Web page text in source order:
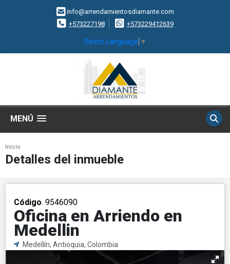
info@arrendamientosdiamante.com
+573227198
+573229412639
Select Language ▼
MENÚ
Inicio
Detalles del inmueble
Código. 9546090
Oficina en Arriendo en
Medellin
Medellín, Antioquia, Colombia